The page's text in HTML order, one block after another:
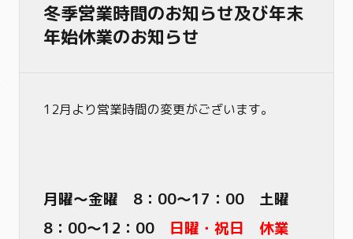
冬季営業時間のお知らせ及び年末
年始休業のお知らせ
12月より営業時間の変更がございます。
月曜～金曜 8：00～17：00 土曜
8：00～12：00 日曜・祝日 休業